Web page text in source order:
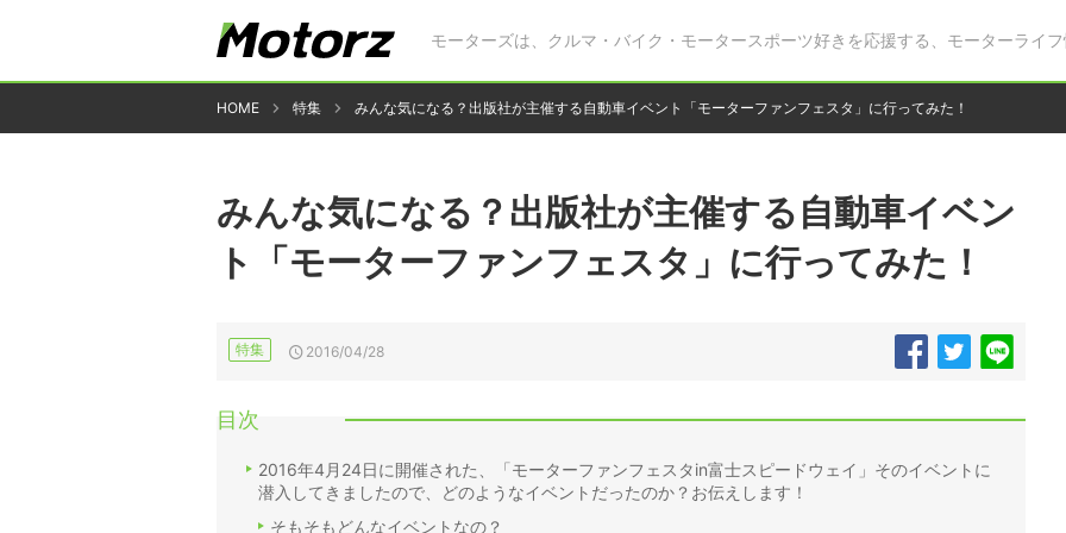
モーターズは、クルマ・バイク・モータースポーツ好きを応援する、モーターライフ
HOME 特集 みんな気になる？出版社が主催する自動車イベント「モーターファンフェスタ」に行ってみた！
みんな気になる？出版社が主催する自動車イベン
ト「モーターファンフェスタ」に行ってみた！
特集 2016/04/28
目次
2016年4月24日に開催された、「モーターファンフェスタin富士スピードウェイ」そのイベントに
潜入してきましたので、どのようなイベントだったのか？お伝えします！
そもそもどんなイベントなの？